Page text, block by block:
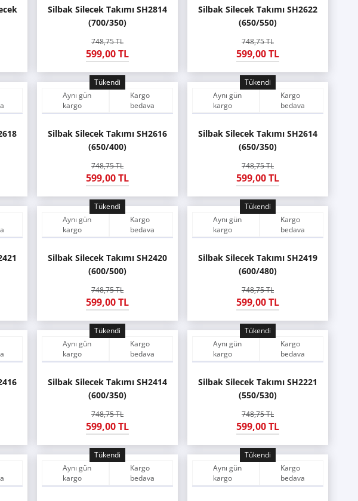
Silbak Silecek Takımı SH2814
(700/350)
748,75 TL
599,00 TL
Silbak Silecek Takımı SH2622
(650/550)
748,75 TL
599,00 TL
Tükendi
Aynı gün
kargo
Kargo
bedava
Silbak Silecek Takımı SH2616
(650/400)
748,75 TL
599,00 TL
Tükendi
Aynı gün
kargo
Kargo
bedava
Silbak Silecek Takımı SH2614
(650/350)
748,75 TL
599,00 TL
Tükendi
Aynı gün
kargo
Kargo
bedava
Silbak Silecek Takımı SH2420
(600/500)
748,75 TL
599,00 TL
Tükendi
Aynı gün
kargo
Kargo
bedava
Silbak Silecek Takımı SH2419
(600/480)
748,75 TL
599,00 TL
Tükendi
Aynı gün
kargo
Kargo
bedava
Silbak Silecek Takımı SH2414
(600/350)
748,75 TL
599,00 TL
Tükendi
Aynı gün
kargo
Kargo
bedava
Silbak Silecek Takımı SH2221
(550/530)
748,75 TL
599,00 TL
Tükendi
Aynı gün
kargo
Kargo
bedava
Tükendi
Aynı gün
kargo
Kargo
bedava